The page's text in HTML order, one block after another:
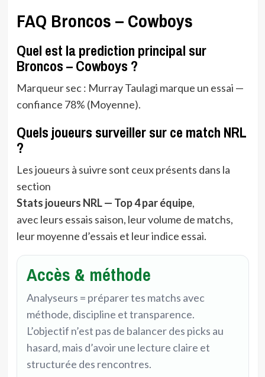
FAQ Broncos – Cowboys
Quel est la prediction principal sur
Broncos – Cowboys ?
Marqueur sec : Murray Taulagi marque un essai —
confiance 78% (Moyenne).
Quels joueurs surveiller sur ce match NRL
?
Les joueurs à suivre sont ceux présents dans la
section
Stats joueurs NRL — Top 4 par équipe,
avec leurs essais saison, leur volume de matchs,
leur moyenne d’essais et leur indice essai.
Accès & méthode
Analyseurs = préparer tes matchs avec
méthode, discipline et transparence.
L’objectif n’est pas de balancer des picks au
hasard, mais d’avoir une lecture claire et
structurée des rencontres.